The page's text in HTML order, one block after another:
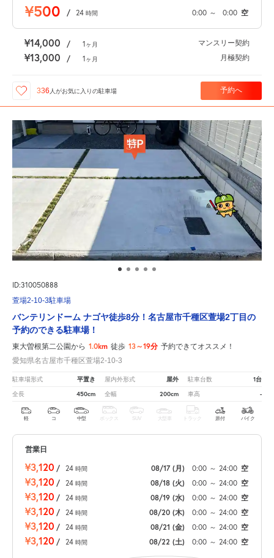
¥500 / 24 時間 0:00 ～ 0:00 空
¥14,000 / 1ヶ月 マンスリー契約
¥13,000 / 1ヶ月 月極契約
336 人がお気に入りの駐車場 予約へ
ID:310050888
萱場2-10-3駐車場
バンテリンドーム ナゴヤ徒歩8分！名古屋市千種区萱場2丁目の
予約のできる駐車場！
東大曽根第二公園から 1.0km 徒歩 13～19分 予約できてオススメ！
愛知県名古屋市千種区萱場2-10-3
駐車場形式 平置き 屋内外形式 屋外 駐車台数 1台
全長 450cm 全幅 200cm 車高 -
軽 コ 中型 ボックス SUV 大型車 トラック 原付 バイク
営業日
¥3,120 / 24 時間 08/17 (月) 0:00 ～ 24:00 空
¥3,120 / 24 時間 08/18 (火) 0:00 ～ 24:00 空
¥3,120 / 24 時間 08/19 (水) 0:00 ～ 24:00 空
¥3,120 / 24 時間 08/20 (木) 0:00 ～ 24:00 空
¥3,120 / 24 時間 08/21 (金) 0:00 ～ 24:00 空
¥3,120 / 24 時間 08/22 (土) 0:00 ～ 24:00 空